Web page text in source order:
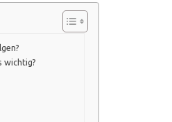
wichtig?